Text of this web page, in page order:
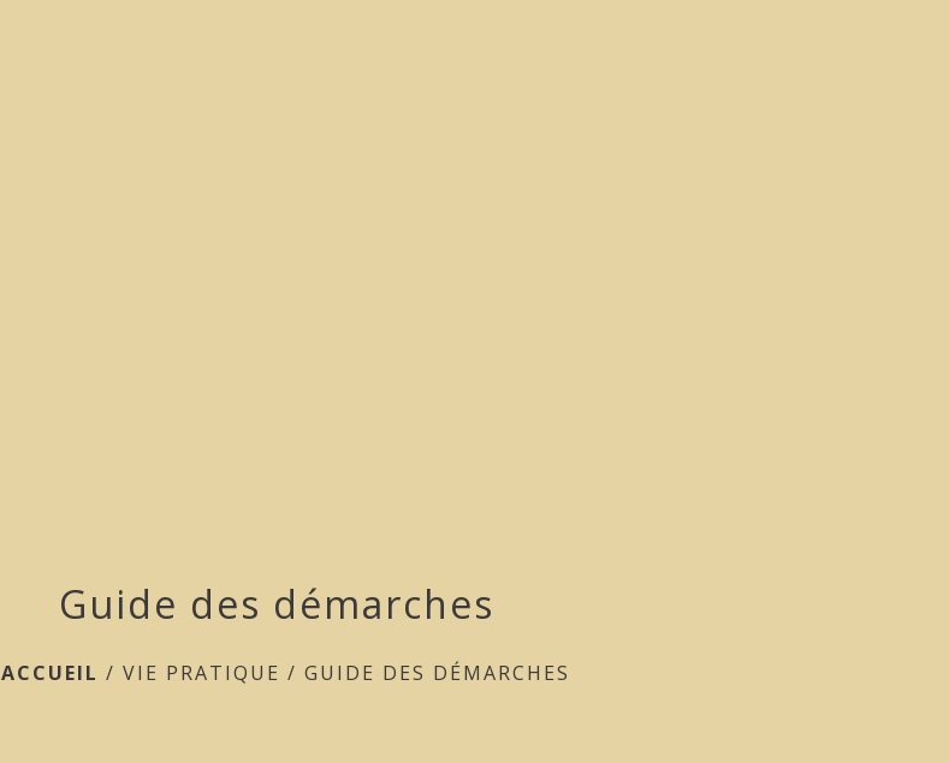
Guide des démarches
ACCUEIL /VIE PRATIQUE /GUIDE DES DÉMARCHES